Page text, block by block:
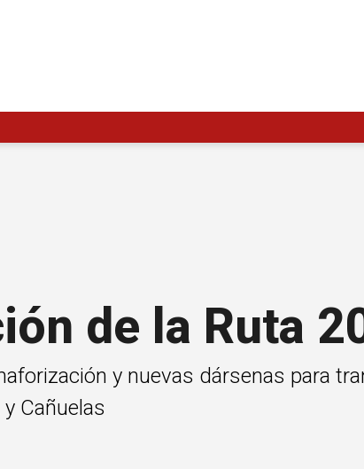
de la Ruta
y nuevas dársenas para
Cañuelas